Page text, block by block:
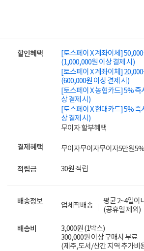
할인혜택
[토스페이 X 계좌이체]
(1,000,000원 이상 결제 시)
[토스페이 X 계좌이체]
(600,000원 이상 결제 시)
[토스페이 X 농협카드] 5% 즉
상 결제 시)
[토스페이 X 현대카드] 5% 즉
상 결제 시)
무이자 할부혜택
결제혜택 무이자무이자무이자5만원5%
적립금 30원 적립
배송정보 업체직배송
평균 2~4일이
(공휴일 제외)
배송비
3,000원 (1박스)
300,000원 이상 구매시 무료
(제주,도서/산간 지역 추가비